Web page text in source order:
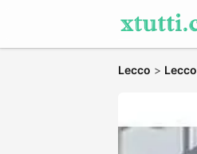
Lecco > Lecco